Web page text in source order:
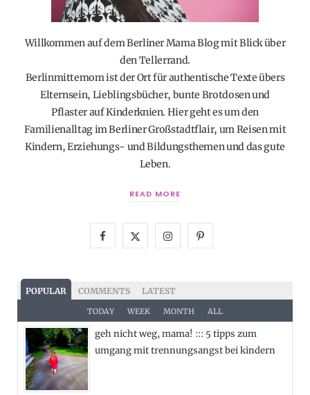
Willkommen auf dem Berliner Mama Blog mit Blick über
den Tellerrand.
Berlinmittemom ist der Ort für authentische Texte übers
Elternsein, Lieblingsbücher, bunte Brotdosen und
Pflaster auf Kinderknien. Hier geht es um den
Familienalltag im Berliner Großstadtflair, um Reisen mit
Kindern, Erziehungs- und Bildungsthemen und das gute
Leben.
READ MORE
c
e
b
T
w
i
I
s
t
a
P
e
POPULAR COMMENTS LATEST
TODAY WEEK MONTH ALL
geh nicht weg, mama! ::: 5 tipps zum
umgang mit trennungsangst bei kindern